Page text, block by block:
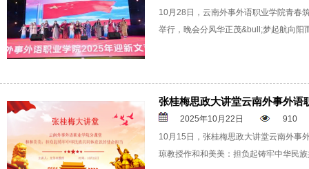
10月28日，云南外事外语职业学院青春
举行，晚会分风华正茂&bull;梦起航向阳
张桂梅思政大讲堂云南外事外语
2025年10月22日
910
10月15日，张桂梅思政大讲堂云南外事
琼教授作和和美美：担负起铸牢中华民